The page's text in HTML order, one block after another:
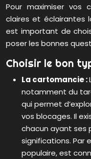
Pour maximiser vos
claires et éclairantes
est important de
poser les bonnes
Choisir le bon
La cartomancie :
notamment du
qui permet
vos blocages. Il
chacun ayant ses
significations. Par
populaire, est